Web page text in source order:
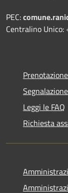
PEC:
Centralino
Leggi le FAQ
Richiesta